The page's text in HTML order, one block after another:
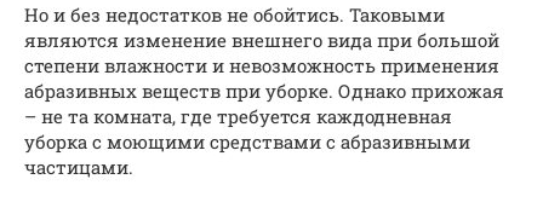
Но и без недостатков не обойтись. Таковыми
являются изменение внешнего вида при большой
степени влажности и невозможность применения
абразивных веществ при уборке. Однако прихожая
– не та комната, где требуется каждодневная
уборка с моющими средствами с абразивными
частицами.